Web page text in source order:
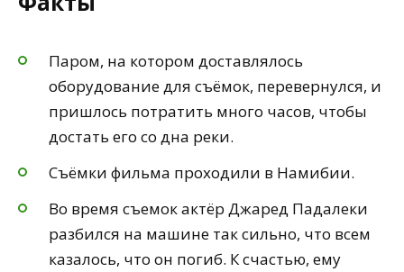
Паром, на котором доставлялось
оборудование для съёмок, перевернулся, и
пришлось потратить много часов, чтобы
достать его со дна реки.
Съёмки фильма проходили в Намибии.
Во время съемок актёр Джаред Падалеки
разбился на машине так сильно, что всем
казалось, что он погиб. К счастью, ему